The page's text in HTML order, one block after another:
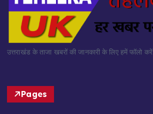
उत्तराखंड के ताजा खबरों की जानकारी के लिए हमें फॉलो करें
Pages